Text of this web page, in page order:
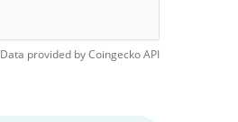
Data provided byCoingeckoAPI